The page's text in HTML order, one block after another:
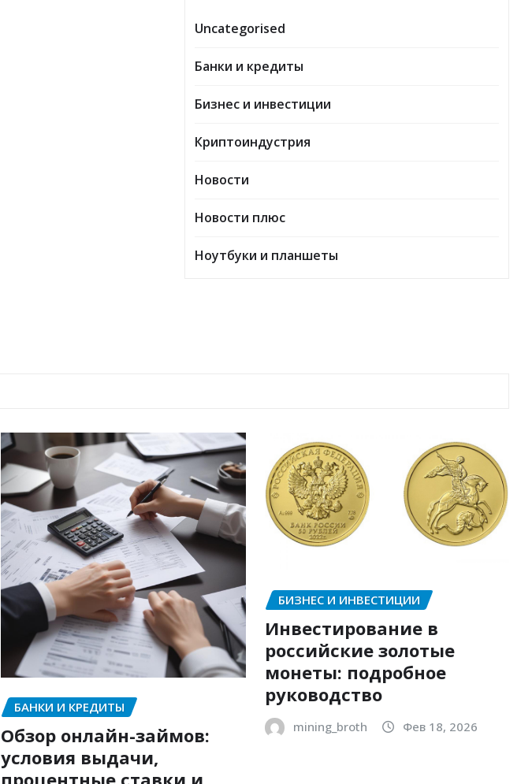
Uncategorised
Банки и кредиты
Бизнес и инвестиции
Криптоиндустрия
Новости
Новости плюс
Ноутбуки и планшеты
БАНКИ И КРЕДИТЫ
Обзор онлайн-займов:
условия выдачи,
БИЗНЕС И ИНВЕСТИЦИИ
Инвестирование в
российские золотые
монеты: подробное
руководство
mining_broth Фев 18, 2026